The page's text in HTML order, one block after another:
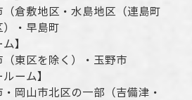
（倉敷地区・水島地区（連島町
・早島町
ム】
（東区を除く）・玉野市
ーム】
・ 岡山市北区の一部（吉備津・